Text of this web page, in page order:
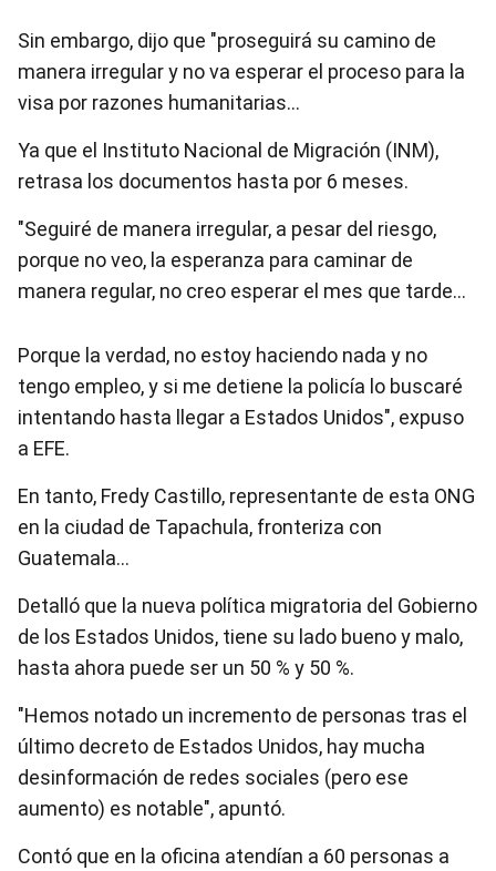
Sin embargo, dijo que "proseguirá su camino de
manera irregular y no va esperar el proceso para la
visa por razones humanitarias…
Ya que el Instituto Nacional de Migración (INM),
retrasa los documentos hasta por 6 meses.
"Seguiré de manera irregular, a pesar del riesgo,
porque no veo, la esperanza para caminar de
manera regular, no creo esperar el mes que tarde…
Porque la verdad, no estoy haciendo nada y no
tengo empleo, y si me detiene la policía lo buscaré
intentando hasta llegar a Estados Unidos", expuso
a EFE.
En tanto, Fredy Castillo, representante de esta ONG
en la ciudad de Tapachula, fronteriza con
Guatemala…
Detalló que la nueva política migratoria del Gobierno
de los Estados Unidos, tiene su lado bueno y malo,
hasta ahora puede ser un 50 % y 50 %.
"Hemos notado un incremento de personas tras el
último decreto de Estados Unidos, hay mucha
desinformación de redes sociales (pero ese
aumento) es notable", apuntó.
Contó que en la oficina atendían a 60 personas a